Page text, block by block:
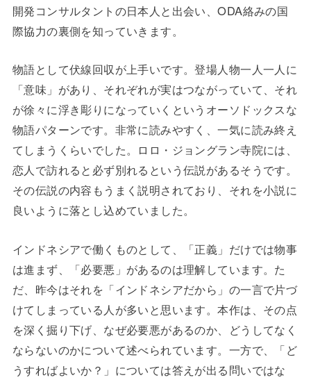
開発コンサルタントの日本人と出会い、ODA絡みの国
際協力の裏側を知っていきます。
物語として伏線回収が上手いです。登場人物一人一人に
「意味」があり、それぞれが実はつながっていて、それ
が徐々に浮き彫りになっていくというオーソドックスな
物語パターンです。非常に読みやすく、一気に読み終え
てしまうくらいでした。ロロ・ジョングラン寺院には、
恋人で訪れると必ず別れるという伝説があるそうです。
その伝説の内容もうまく説明されており、それを小説に
良いように落とし込めていました。
インドネシアで働くものとして、「正義」だけでは物事
は進まず、「必要悪」があるのは理解しています。た
だ、昨今はそれを「インドネシアだから」の一言で片づ
けてしまっている人が多いと思います。本作は、その点
を深く掘り下げ、なぜ必要悪があるのか、どうしてなく
ならないのかについて述べられています。一方で、「ど
うすればよいか？」については答えが出る問いではな